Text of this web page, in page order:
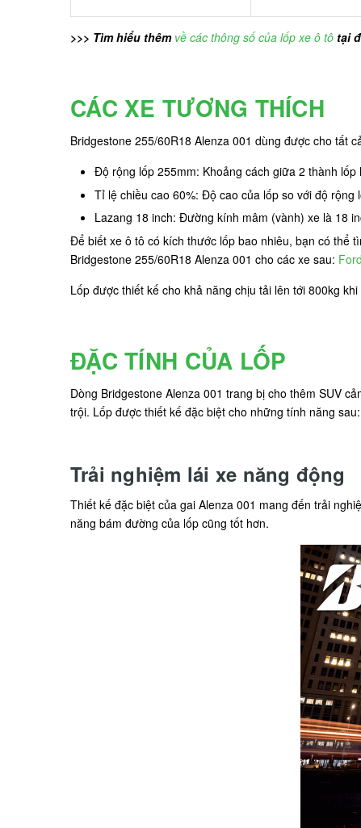
>>> Tìm hiểu thêm về các thông số của lốp xe ô tô tại
CÁC XE TƯƠNG THÍCH
Bridgestone 255/60R18 Alenza 001 dùng được cho tất
Độ rộng lốp 255mm: Khoảng cách giữa 2 thành lốp
Tỉ lệ chiều cao 60%: Độ cao của lốp so với độ rộng
Lazang 18 inch: Đường kính mâm (vành) xe là 18
Để biết xe ô tô có kích thước lốp bao nhiêu, bạn có thể
Bridgestone 255/60R18 Alenza 001 cho các xe sau:
Lốp được thiết kế cho khả năng chịu tải lên tới 800kg
ĐẶC TÍNH CỦA LỐP
Dòng Bridgestone Alenza 001 trang bị cho thêm SUV
trội. Lốp được thiết kế đặc biệt cho những tính năng sau:
Trải nghiệm lái xe năng động
Thiết kế đặc biệt của gai Alenza 001 mang đến trải
năng bám đường của lốp cũng tốt hơn.